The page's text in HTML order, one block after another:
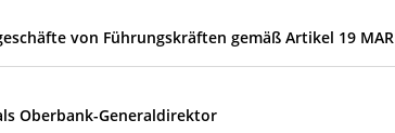
von Führungskräften gemäß Artikel 19 MAR
Oberbank-Generaldirektor